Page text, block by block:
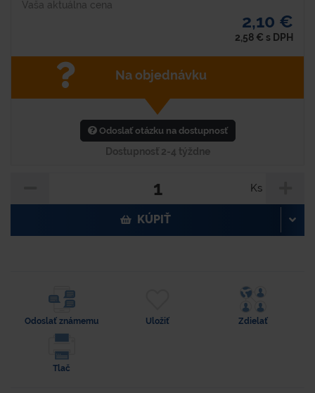
Vaša aktuálna cena
2,10 €
2,58 € s DPH
Na objednávku
Odoslať otázku na dostupnosť
Dostupnosť 2-4 týždne
Ks
KÚPIŤ
Odoslať známemu Uložiť Zdielať
Tlač